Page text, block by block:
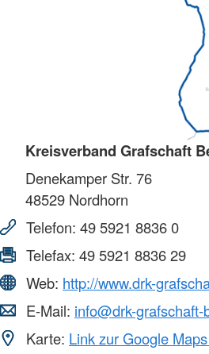
Kreisverband Grafschaft
Denekamper Str. 76
48529 Nordhorn
Telefon: 49 5921 8836 0
Telefax: 49 5921 8836 29
Web: http://www.drk-
E-Mail: info@drk-
Karte: Link zur Google